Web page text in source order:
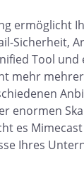
ermöglicht
Sicherheit,
Tool und
mehr
enormen
es
Ihres